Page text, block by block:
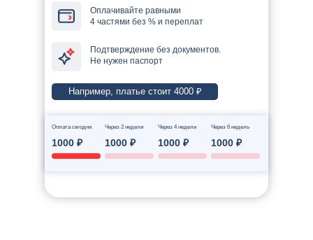
Оплачивайте равными
4 частями без % и переплат
Подтверждение без документов.
Не нужен паспорт
Например, платье стоит 4000 ₽
Оплата сегодня Через 2 недели Через 4 недели Через 6 недель
1000 ₽ 1000 ₽ 1000 ₽ 1000 ₽